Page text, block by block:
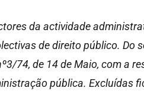
da actividade
de direito público. Do
74, de 14 de Maio, com a
pública. Excluídas